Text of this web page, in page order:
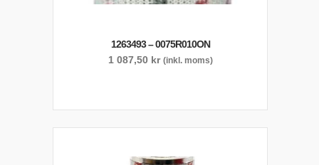
1263493 – 0075R010ON
1 087,50 kr (inkl. moms)